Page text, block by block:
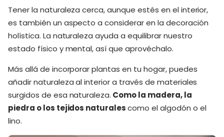
Tener la naturaleza cerca, aunque estés en el interior,
es también un aspecto a considerar en la decoración
holística. La naturaleza ayuda a equilibrar nuestro
estado físico y mental, así que aprovéchalo.
Más allá de incorporar plantas en tu hogar, puedes
añadir naturaleza al interior a través de materiales
surgidos de esa naturaleza. Como la madera, la
piedra o los tejidos naturalescomo el algodón o el
lino.